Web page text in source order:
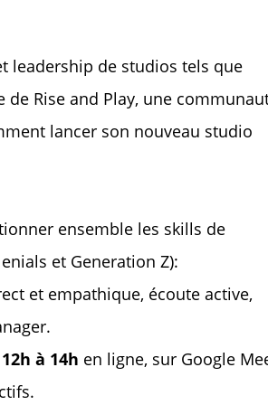
leadership de studios tels que
de Rise and Play, une
lancer son nouveau studio
ensemble les skills de
et Generation Z):
et empathique, écoute active,
à 14h en ligne, sur Google